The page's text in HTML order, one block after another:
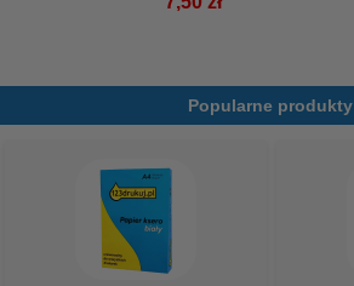
Popularne produkty